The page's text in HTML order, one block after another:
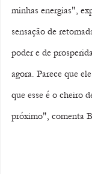
minhas energias",
sensação de
poder e de
agora. Parece que
que esse é o cheiro
próximo", comenta